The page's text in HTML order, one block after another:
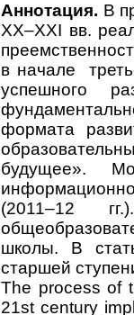
Аннотация. В
ХХ–ХХI вв.
в начале
успешного
формата
будущее».
(2011–12
школы. В
старшей
The process of
21st century